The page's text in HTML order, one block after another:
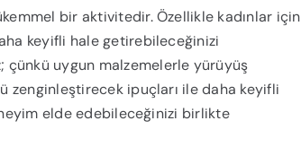
bir aktivitedir. Özellikle kadınlar için
keyifli hale getirebileceğinizi
çünkü uygun malzemelerle yürüyüş
zenginleştirecek ipuçları ile daha keyifli
elde edebileceğinizi birlikte